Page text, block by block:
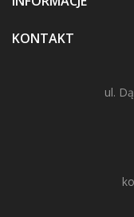
KONTAKT
ul.